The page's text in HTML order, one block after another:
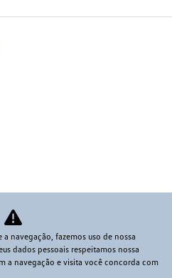
0003-37
maior é a vida.
navegação, fazemos uso de nossa
dados pessoais respeitamos nossa
a navegação e visita você concorda com